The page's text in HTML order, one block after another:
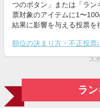
つのボタン」または「ラ
票対象のアイテムに1〜
結果に影響を与える投票を
順位の決まり方・不正投票
ス
ラ